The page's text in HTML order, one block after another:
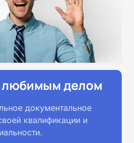
любимым делом
документальное
квалификации и